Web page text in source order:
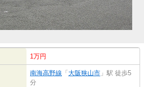
1万円
南海高野線 「 大阪狭山市 」駅 徒歩5
分